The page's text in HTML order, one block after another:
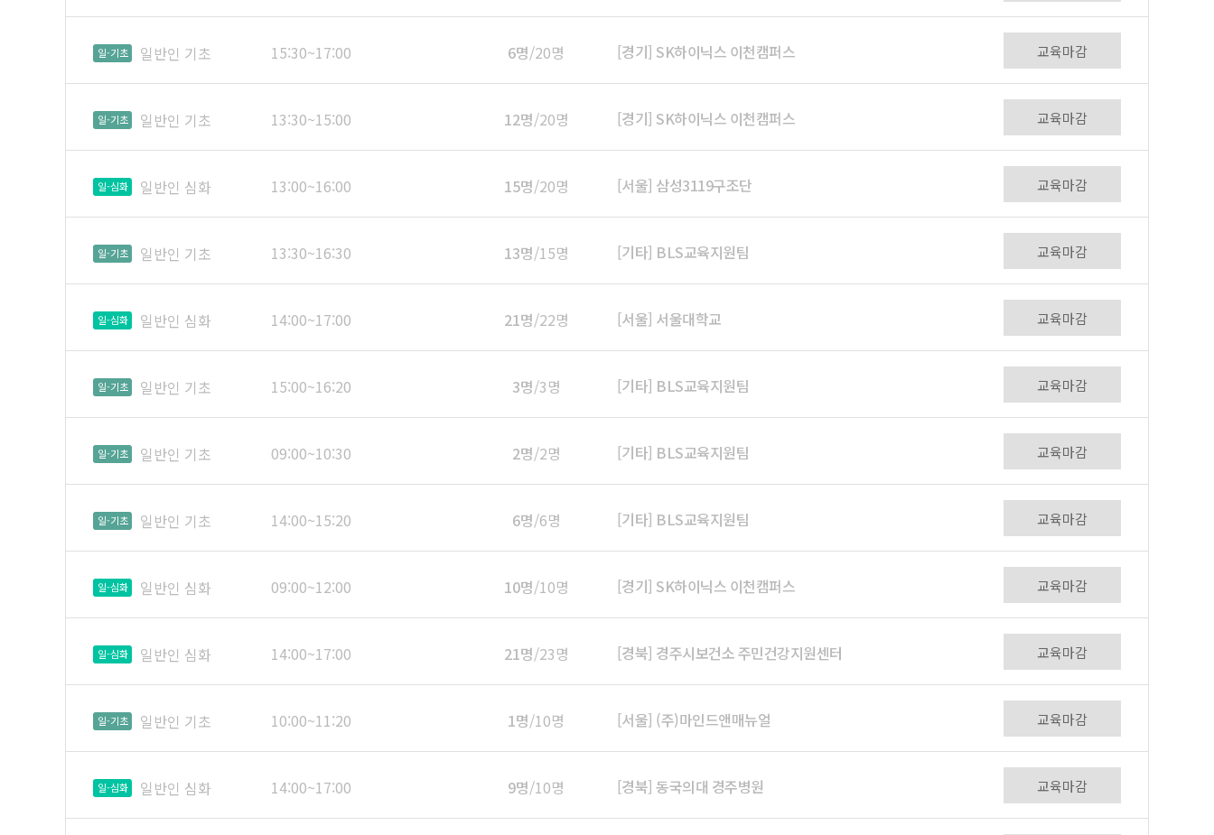
일-기초 일반인 기초 15:30~17:00 6명/20명 [경기] SK하이닉스 이천캠퍼스 교육마감
일-기초 일반인 기초 13:30~15:00 12명/20명 [경기] SK하이닉스 이천캠퍼스 교육마감
일-심화 일반인 심화 13:00~16:00 15명/20명 [서울] 삼성3119구조단 교육마감
일-기초 일반인 기초 13:30~16:30 13명/15명 [기타] BLS교육지원팀 교육마감
일-심화 일반인 심화 14:00~17:00 21명/22명 [서울] 서울대학교 교육마감
일-기초 일반인 기초 15:00~16:20 3명/3명 [기타] BLS교육지원팀 교육마감
일-기초 일반인 기초 09:00~10:30 2명/2명 [기타] BLS교육지원팀 교육마감
일-기초 일반인 기초 14:00~15:20 6명/6명 [기타] BLS교육지원팀 교육마감
일-심화 일반인 심화 09:00~12:00 10명/10명 [경기] SK하이닉스 이천캠퍼스 교육마감
일-심화 일반인 심화 14:00~17:00 21명/23명 [경북] 경주시보건소 주민건강지원센터 교육마감
일-기초 일반인 기초 10:00~11:20 1명/10명 [서울] (주)마인드앤매뉴얼 교육마감
일-심화 일반인 심화 14:00~17:00 9명/10명 [경북] 동국의대 경주병원 교육마감